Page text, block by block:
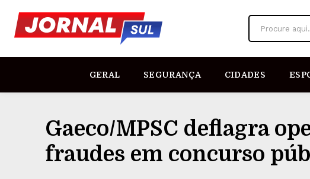
Procure
GERAL SEGURANÇA CIDADES
Gaeco/MPSC deflagra
fraudes em concurso